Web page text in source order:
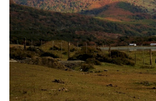
Donaciones launch